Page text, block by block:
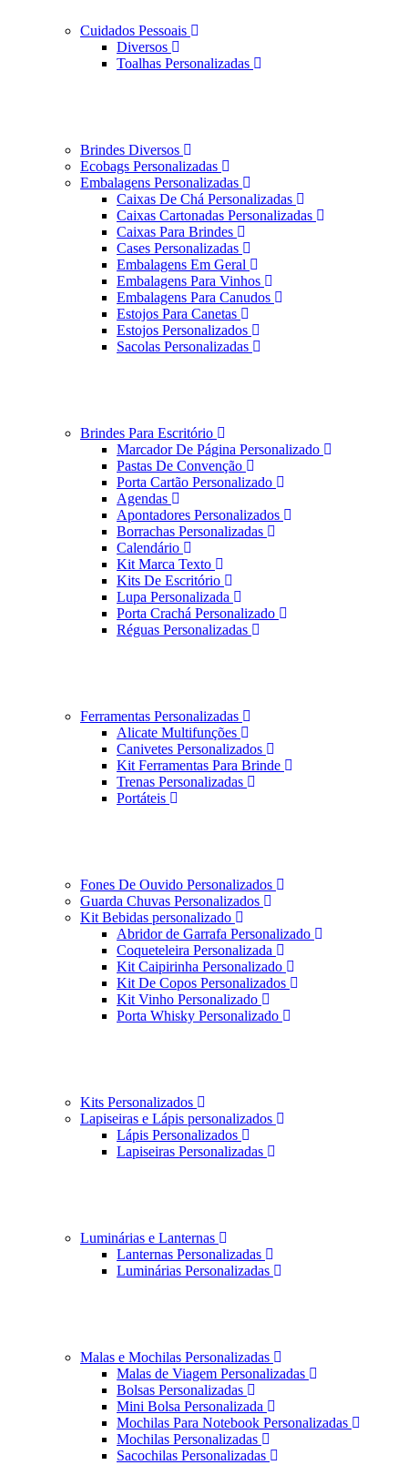
Cuidados Pessoais
Diversos
Toalhas Personalizadas
Brindes Diversos
Ecobags Personalizadas
Embalagens Personalizadas
Caixas De Chá Personalizadas
Caixas Cartonadas Personalizadas
Caixas Para Brindes
Cases Personalizadas
Embalagens Em Geral
Embalagens Para Vinhos
Embalagens Para Canudos
Estojos Para Canetas
Estojos Personalizados
Sacolas Personalizadas
Brindes Para Escritório
Marcador De Página Personalizado
Pastas De Convenção
Porta Cartão Personalizado
Agendas
Apontadores Personalizados
Borrachas Personalizadas
Calendário
Kit Marca Texto
Kits De Escritório
Lupa Personalizada
Porta Crachá Personalizado
Réguas Personalizadas
Ferramentas Personalizadas
Alicate Multifunções
Canivetes Personalizados
Kit Ferramentas Para Brinde
Trenas Personalizadas
Portáteis
Fones De Ouvido Personalizados
Guarda Chuvas Personalizados
Kit Bebidas personalizado
Abridor de Garrafa Personalizado
Coqueteleira Personalizada
Kit Caipirinha Personalizado
Kit De Copos Personalizados
Kit Vinho Personalizado
Porta Whisky Personalizado
Kits Personalizados
Lapiseiras e Lápis personalizados
Lápis Personalizados
Lapiseiras Personalizadas
Luminárias e Lanternas
Lanternas Personalizadas
Luminárias Personalizadas
Malas e Mochilas Personalizadas
Malas de Viagem Personalizadas
Bolsas Personalizadas
Mini Bolsa Personalizada
Mochilas Para Notebook Personalizadas
Mochilas Personalizadas
Sacochilas Personalizadas